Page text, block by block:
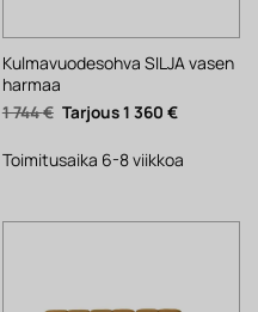
Kulmavuodesohva SILJA vasen
harmaa
1 744€ Alkuperäinen
hinta
1
744 €.
1 360 €Nykyinen
1
360 €.
Toimitusaika 6-8 viikkoa